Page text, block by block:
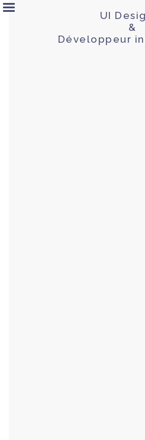
UI
&
Développeur